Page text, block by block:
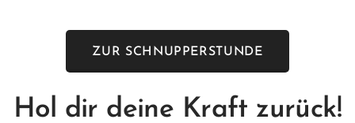
ZUR SCHNUPPERSTUNDE
Hol dir deine Kraft zurück!